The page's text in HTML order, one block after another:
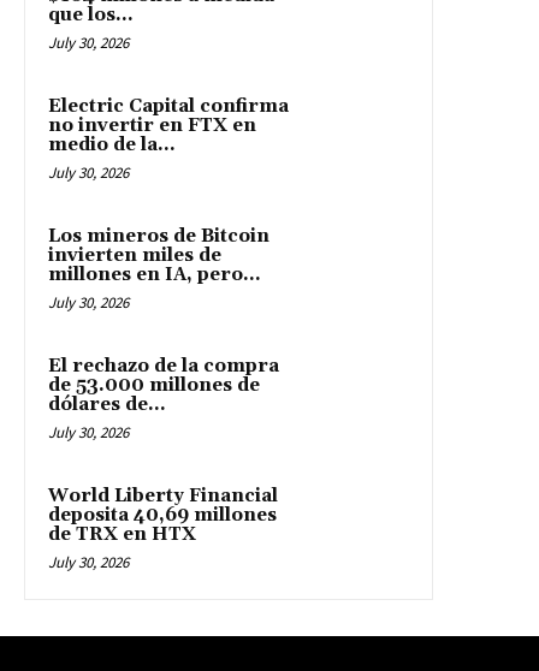
que los...
July 30, 2026
Electric Capital confirma
no invertir en FTX en
medio de la...
July 30, 2026
Los mineros de Bitcoin
invierten miles de
millones en IA, pero...
July 30, 2026
El rechazo de la compra
de 53.000 millones de
dólares de...
July 30, 2026
World Liberty Financial
deposita 40,69 millones
de TRX en HTX
July 30, 2026